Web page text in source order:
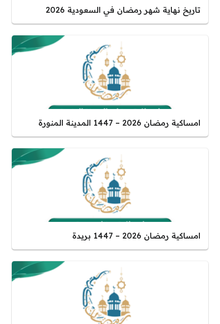
تاريخ نهاية شهر رمضان في السعودية 2026
امساكية رمضان 2026 – 1447 المدينة المنورة
امساكية رمضان 2026 – 1447 بريدة